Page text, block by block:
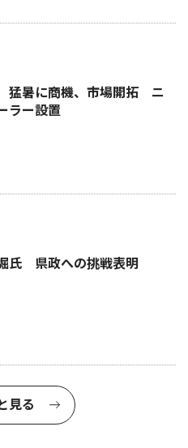
猛暑に商機、市場開拓 ニ
ラー設置
氏 県政への挑戦表明
見る